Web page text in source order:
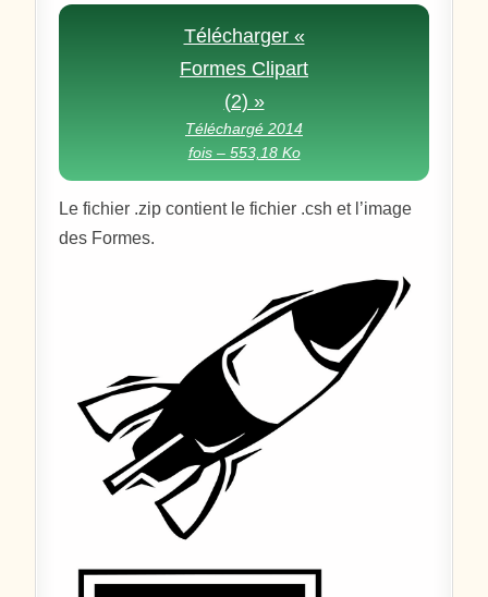
Télécharger «
Formes Clipart
(2) »
Téléchargé 2014
fois – 553,18 Ko
Le fichier .zip contient le fichier .csh et l’image
des Formes.